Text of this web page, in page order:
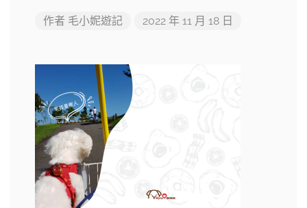
作者 毛小妮遊記 2022 年 11 月 18 日